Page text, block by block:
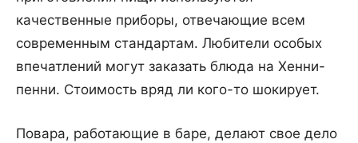
качественные приборы, отвечающие всем
современным стандартам. Любители особых
впечатлений могут заказать блюда на Хенни-
пенни. Стоимость вряд ли кого-то шокирует.
Повара, работающие в баре, делают свое дело